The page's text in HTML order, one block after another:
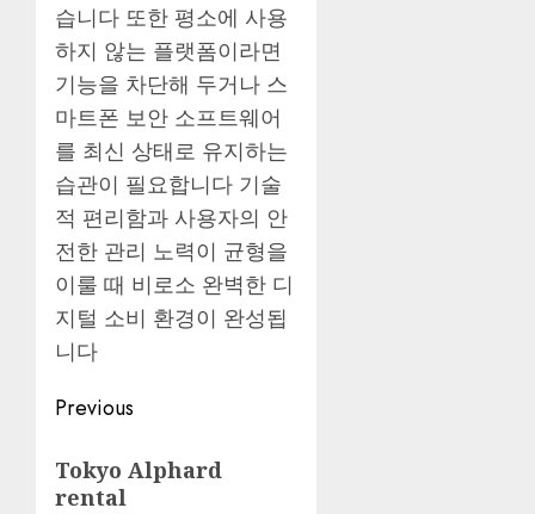
습니다 또한 평소에 사용
하지 않는 플랫폼이라면
기능을 차단해 두거나 스
마트폰 보안 소프트웨어
를 최신 상태로 유지하는
습관이 필요합니다 기술
적 편리함과 사용자의 안
전한 관리 노력이 균형을
이룰 때 비로소 완벽한 디
지털 소비 환경이 완성됩
니다
Post
navigation
Previous
post:
Tokyo Alphard
rental